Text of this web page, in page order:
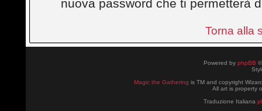
nuova password che ti permetterà
Torna alla
Powered by phpBB
Magic the Gathering is TM and copyright
All art is property
Traduzione Italiana